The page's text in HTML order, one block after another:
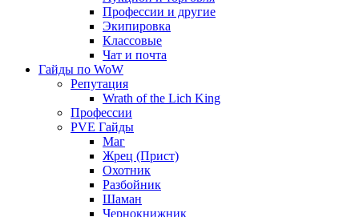
Профессии и другие
Экипировка
Классовые
Чат и почта
Гайды по WoW
Репутация
Wrath of the Lich King
Профессии
PVE Гайды
Маг
Жрец (Прист)
Охотник
Разбойник
Шаман
Чернокнижник